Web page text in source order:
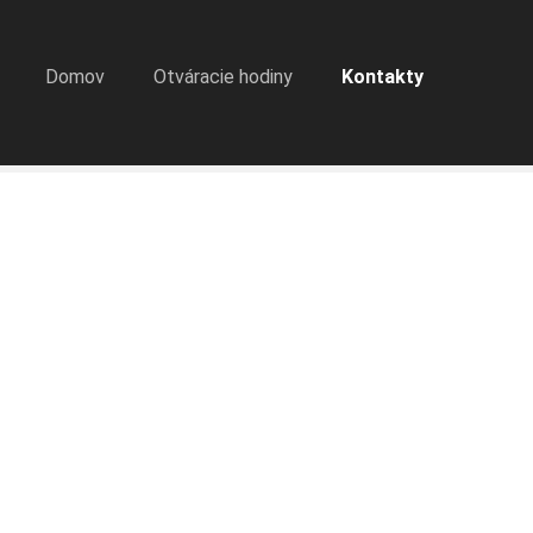
Domov Otváracie hodiny Kontakty